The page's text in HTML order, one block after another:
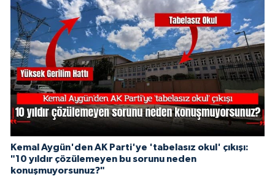
Kemal Aygün'den AK Parti'ye 'tabelasız okul' çıkışı:
"10 yıldır çözülemeyen bu sorunu neden
konuşmuyorsunuz?"